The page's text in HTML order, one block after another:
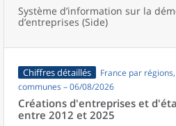
Système d’information sur la
d’entreprises (Side)
Chiffres détaillés
France par
communes – 06/08/2026
Créations d'entreprises et
entre 2012 et 2025